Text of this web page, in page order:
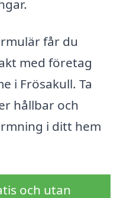
får du
med företag
i Frösakull. Ta
hållbar och
i ditt hem
och utan